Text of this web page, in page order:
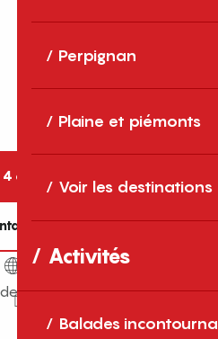
Perpignan
Plaine et piémonts
Voir les destinations
Activités
Balades
68 11 40
nous
france-sud.fr